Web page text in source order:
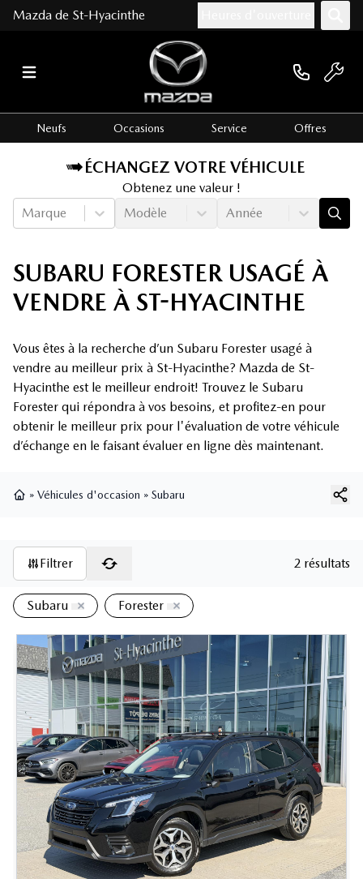
Mazda de St-Hyacinthe
Neufs Occasions Service Offres
ÉCHANGEZ VOTRE VÉHICULE
Obtenez une valeur !
Marque
Modèle Année
SUBARU FORESTER USAGÉ À
VENDRE À ST-HYACINTHE
Vous êtes à la recherche d’un Subaru Forester usagé à
vendre au meilleur prix à St-Hyacinthe? Mazda de St-
Hyacinthe est le meilleur endroit! Trouvez le Subaru
Forester qui répondra à vos besoins, et profitez-en pour
obtenir le meilleur prix pour l'évaluation de votre véhicule
d’échange en le faisant évaluer en ligne dès maintenant.
» Véhicules d'occasion » Subaru
Filtrer 2 résultats
Subaru Forester